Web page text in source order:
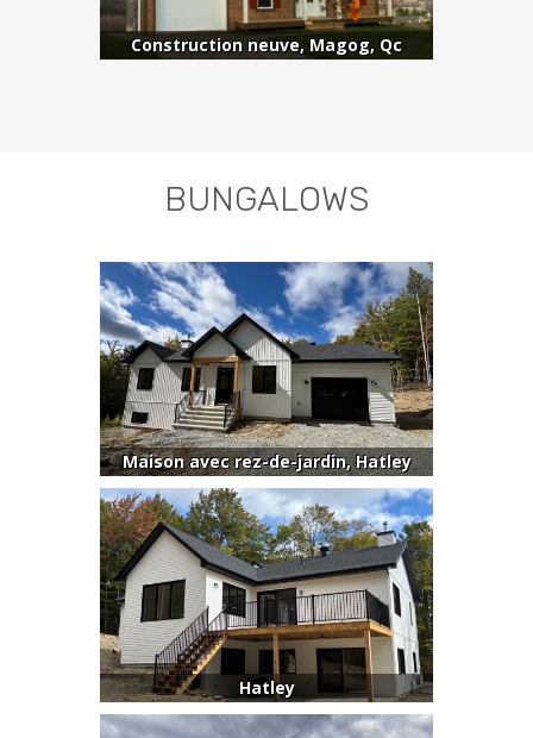
Construction neuve, Magog, Qc
BUNGALOWS
Maison avec rez-de-jardin, Hatley
Hatley